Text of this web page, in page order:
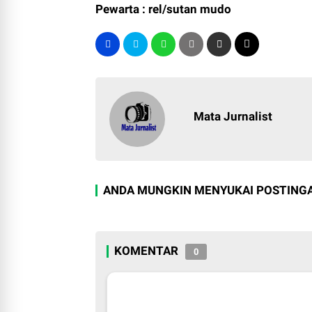
Pewarta : rel/sutan mudo
Mata Jurnalist
ANDA MUNGKIN MENYUKAI
KOMENTAR 0